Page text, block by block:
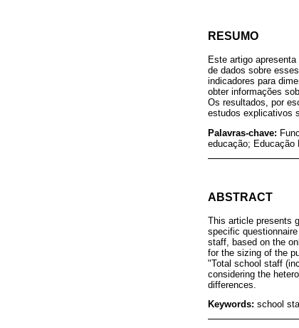
RESUMO
Este artigo
de dados sobre
indicadores para
obter informações
Os resultados, por
estudos explicativos
Palavras-chave:
educação; Educação
ABSTRACT
This article presents
specific
staff, based on the
for the sizing of the
"Total school staff
considering the
differences.
Keywords: school